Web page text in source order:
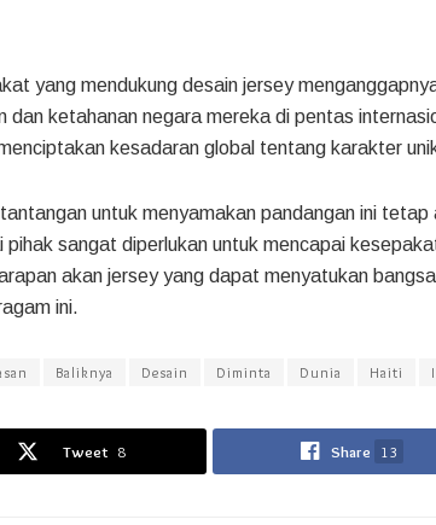
yang mendukung desain jersey
dan ketahanan negara mereka di pentas
kesadaran global tentang karakter
untuk menyamakan pandangan ini
pihak sangat diperlukan untuk mencapai
akan jersey yang dapat menyatukan
ini.
Baliknya Desain Diminta Dunia Haiti
Tweet 8 Share 13